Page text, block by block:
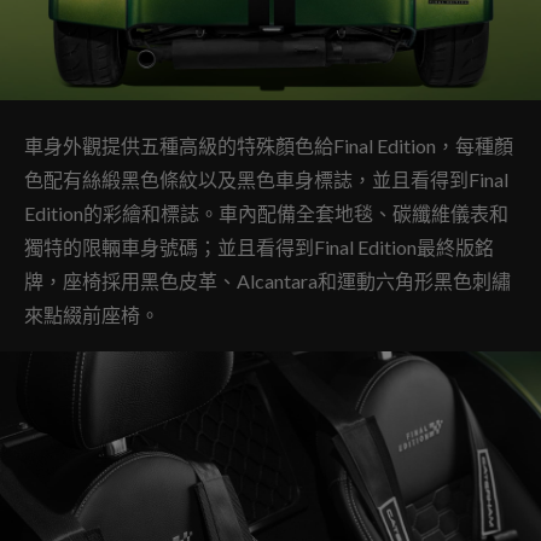
車身外觀提供五種高級的特殊顏色給Final Edition，每種顏
色配有絲緞黑色條紋以及黑色車身標誌，並且看得到Final
Edition的彩繪和標誌。車內配備全套地毯、碳纖維儀表和
獨特的限輛車身號碼；並且看得到Final Edition最終版銘
牌，座椅採用黑色皮革、Alcantara和運動六角形黑色刺繡
來點綴前座椅。